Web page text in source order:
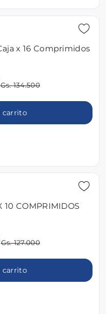
x 16 Comprimidos
Gs. 134.500
carrito
10 COMPRIMIDOS
Gs. 127.000
carrito